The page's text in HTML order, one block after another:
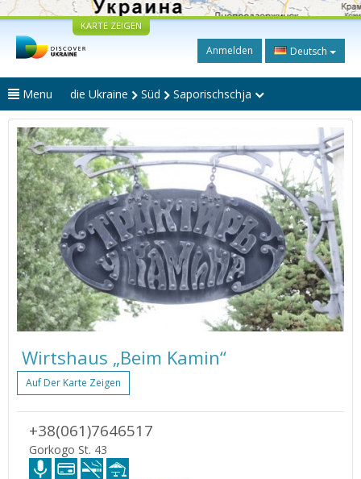
KARTE ZEIGEN
Anmelden Deutsch
Menu die Ukraine Süd Saporischschja
Wirtshaus „Beim Kamin“
Auf Der Karte Zeigen
+38(061)7646517
Gorkogo St. 43